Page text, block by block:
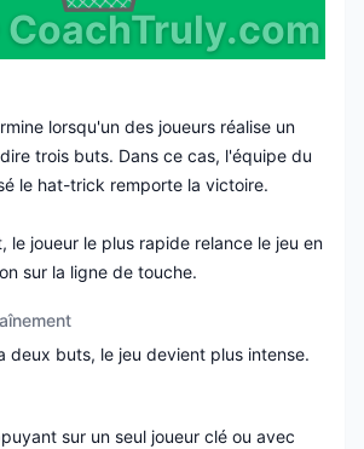
CoachTruly.com
lorsqu'un des joueurs réalise un
trois buts. Dans ce cas, l'équipe du
le hat-trick remporte la victoire.
le joueur le plus rapide relance le jeu en
sur la ligne de touche.
deux buts, le jeu devient plus intense.
sur un seul joueur clé ou avec